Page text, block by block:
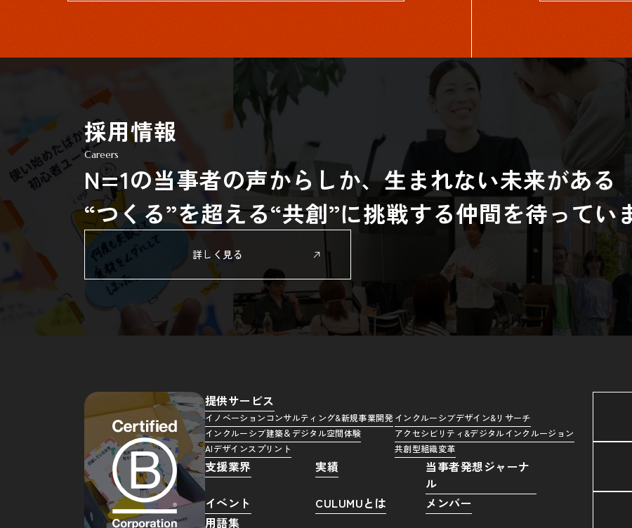
採用情報
Careers
N=1の当事者の声からしか、生まれない未来がある
“つくる”を超える“共創”に挑戦する仲間を待ってい
詳しく見る
提供サービス
イノベーションコンサルティング&新規事業開発インクルーシブデザイン&リサーチ
インクルーシブ建築＆デジタル空間体験
アクセシビリティ&デジタルインクルージョン
AIデザインスプリント
共創型組織変革
支援業界 実績
当事者発想ジャーナ
ル
イベント
CULUMUとは
メンバー
用語集